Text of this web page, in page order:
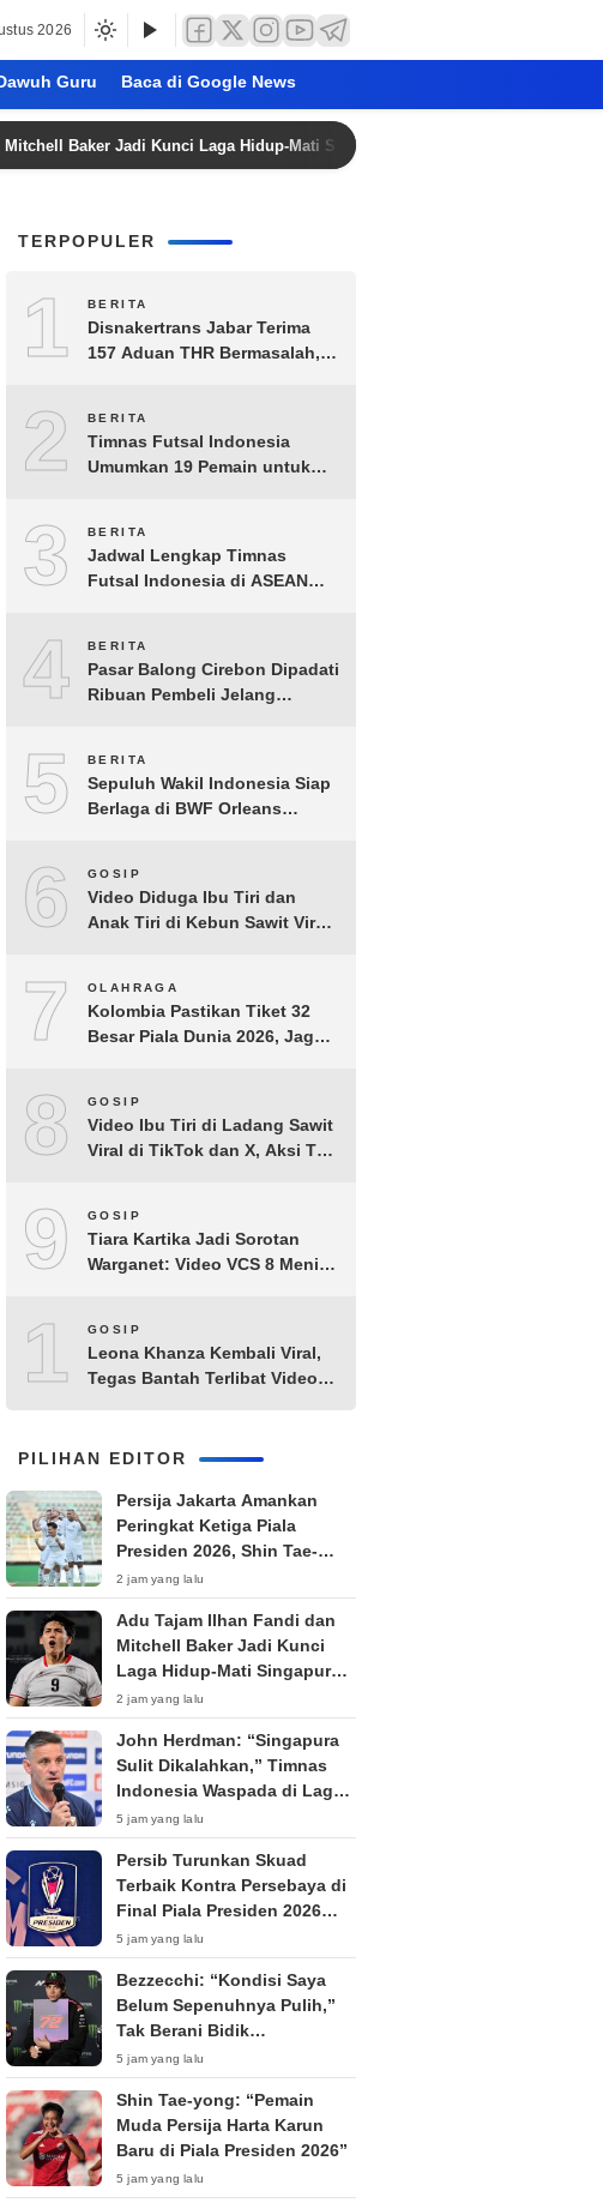
2026
Guru Baca di Google News
Baker Jadi Kunci Laga Hidup-Mati Singapura vs Timnas Indonesia di Piala AFF
TERPOPULER
1 BERITA
Disnakertrans Jabar Terima
157 Aduan THR Bermasalah,
2 BERITA
Timnas Futsal Indonesia
Umumkan 19 Pemain untuk
3 BERITA
Jadwal Lengkap Timnas
Futsal Indonesia di ASEAN
4 BERITA
Pasar Balong Cirebon Dipadati
Ribuan Pembeli Jelang
5 BERITA
Sepuluh Wakil Indonesia Siap
Berlaga di BWF Orleans
6 GOSIP
Video Diduga Ibu Tiri dan
Anak Tiri di Kebun Sawit Viral,
7 OLAHRAGA
Kolombia Pastikan Tiket 32
Besar Piala Dunia 2026, Jaga
8 GOSIP
Video Ibu Tiri di Ladang Sawit
Viral di TikTok dan X, Aksi Tak
9 GOSIP
Tiara Kartika Jadi Sorotan
Warganet: Video VCS 8 Menit
10
GOSIP
Leona Khanza Kembali Viral,
Tegas Bantah Terlibat Video
PILIHAN EDITOR
Persija Jakarta Amankan
Peringkat Ketiga Piala
Presiden 2026, Shin Tae-
yong Langsung Fokus TC di
Thailand
2 jam yang lalu
Adu Tajam Ilhan Fandi dan
Mitchell Baker Jadi Kunci
Laga Hidup-Mati Singapura
vs Timnas Indonesia di Piala
AFF 2026
2 jam yang lalu
John Herdman: “Singapura
Sulit Dikalahkan,” Timnas
Indonesia Waspada di Laga
Penentu Semifinal
5 jam yang lalu
Persib Turunkan Skuad
Terbaik Kontra Persebaya di
Final Piala Presiden 2026
Tanpa Penonton
5 jam yang lalu
Bezzecchi: “Kondisi Saya
Belum Sepenuhnya Pulih,”
Tak Berani Bidik
Kemenangan di Silverstone
5 jam yang lalu
Shin Tae-yong: “Pemain
Muda Persija Harta Karun
Baru di Piala Presiden 2026”
5 jam yang lalu